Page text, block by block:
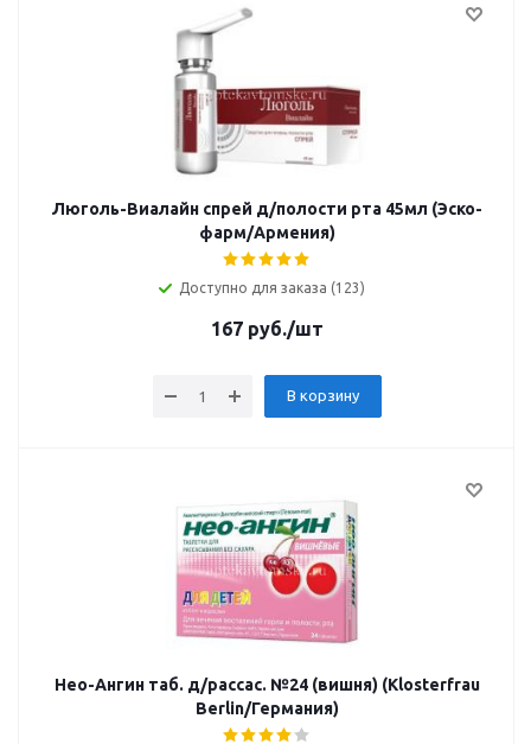
Люголь-Виалайн спрей д/полости рта 45мл (Эско-
фарм/Армения)
Доступно для заказа (123)
167руб./шт
В корзину
Нео-Ангин таб. д/рассас. №24 (вишня) (Klosterfrau
Berlin/Германия)